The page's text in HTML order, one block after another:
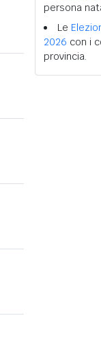
persona
Le
2026 con i
provincia.